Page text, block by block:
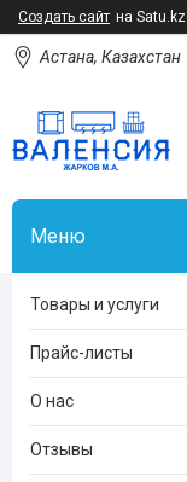
Создать сайт на Satu.kz
Астана, Казахстан
Товары и услуги
Прайс-листы
О нас
Отзывы